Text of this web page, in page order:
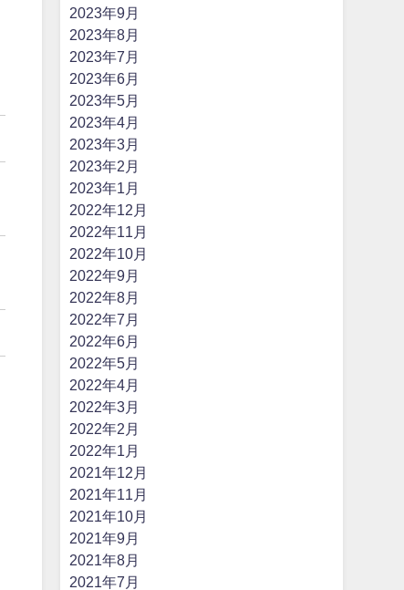
2023年9月
2023年8月
2023年7月
2023年6月
2023年5月
2023年4月
2023年3月
2023年2月
2023年1月
2022年12月
2022年11月
2022年10月
2022年9月
2022年8月
2022年7月
2022年6月
2022年5月
2022年4月
2022年3月
2022年2月
2022年1月
2021年12月
2021年11月
2021年10月
2021年9月
2021年8月
2021年7月